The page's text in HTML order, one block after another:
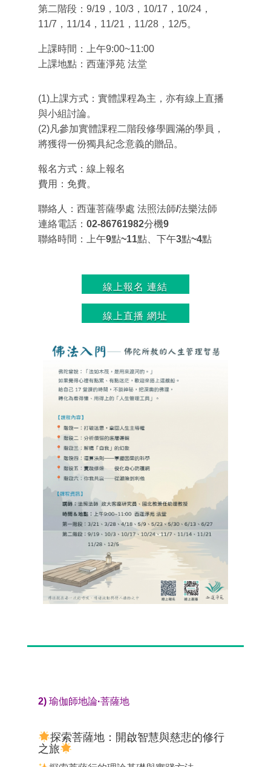
第二階段： 9/19 ， 10/3， 10/17 ， 10/24，
11/7 ， 11/14， 11/21 ， 11/28， 12/5。
上課時間：上午9:00~11:00
上課地點： 西蓮淨苑 法堂
(1)上課方式：實體課程為主，亦有線上直播
與小組討論。
(2)凡參加實體課程二階段修學圓滿的學員，
將獲得一份獨具紀念意義的贈品。
報名方式：線上報名
費用：免費。
聯絡人：西蓮菩薩學處 法照法師/法樂法師
連絡電話： 02-86761982分機9
聯絡時間：上午9點~11點、下午3點~4點
線上報名 連結
線上直播 網址
2) 瑜伽師地論·菩薩地
探索菩薩地：開啟智慧與慈悲的修行
之旅